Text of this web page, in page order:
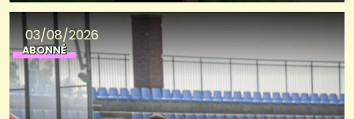
03/08/2026
ABONNÉ